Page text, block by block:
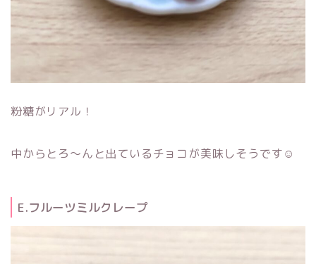
粉糖がリアル！
中からとろ～んと出ているチョコが美味しそうです☺
E.フルーツミルクレープ